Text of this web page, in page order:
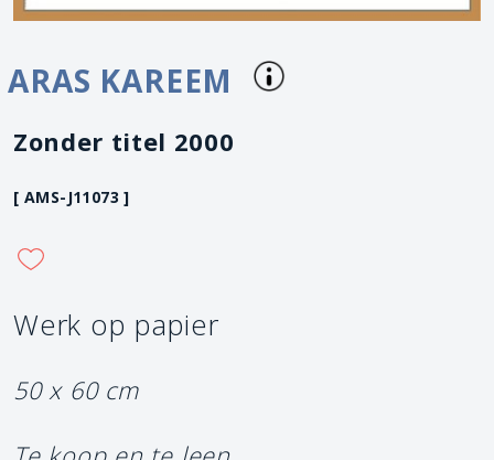
ARAS KAREEM
Zonder titel 2000
[ AMS-J11073 ]
Werk op papier
50 x 60 cm